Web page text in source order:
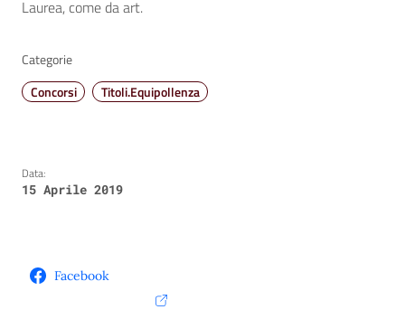
Laurea, come da art.
Categorie
Concorsi
Titoli.Equipollenza
Data:
15 Aprile 2019
Facebook